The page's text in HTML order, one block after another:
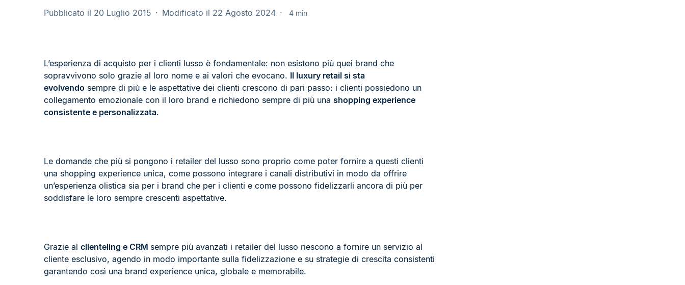
Pubblicato il 20 Luglio 2015 Modificato il 22 Agosto 2024 4 min
L’esperienza di acquisto per i clienti lusso è fondamentale: non esistono più quei brand che
sopravvivono solo grazie al loro nome e ai valori che evocano. Il luxury retail si sta
evolvendo sempre di più e le aspettative dei clienti crescono di pari passo: i clienti possiedono un
collegamento emozionale con il loro brand e richiedono sempre di più una shopping experience
consistente e personalizzata.
Le domande che più si pongono i retailer del lusso sono proprio come poter fornire a questi clienti
una shopping experience unica, come possono integrare i canali distributivi in modo da offrire
un’esperienza olistica sia per i brand che per i clienti e come possono fidelizzarli ancora di più per
soddisfare le loro sempre crescenti aspettative.
Grazie al clienteling e CRM sempre più avanzati i retailer del lusso riescono a fornire un servizio al
cliente esclusivo, agendo in modo importante sulla fidelizzazione e su strategie di crescita consistenti
garantendo così una brand experience unica, globale e memorabile.